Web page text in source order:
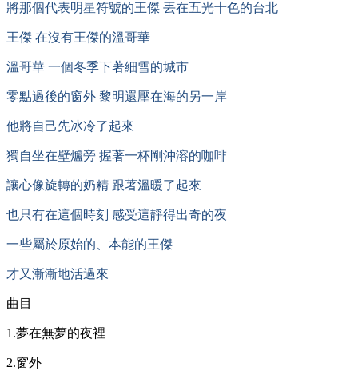
將那個代表明星符號的王傑 丟在五光十色的台北
王傑 在沒有王傑的溫哥華
溫哥華 一個冬季下著細雪的城市
零點過後的窗外 黎明還壓在海的另一岸
他將自己先冰冷了起來
獨自坐在壁爐旁 握著一杯剛沖溶的咖啡
讓心像旋轉的奶精 跟著溫暖了起來
也只有在這個時刻 感受這靜得出奇的夜
一些屬於原始的、本能的王傑
才又漸漸地活過來
曲目
1.夢在無夢的夜裡
2.窗外